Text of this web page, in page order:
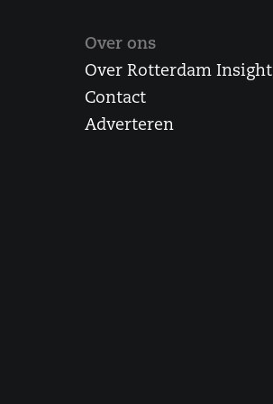
Over ons
Over Rotterdam Insight
Contact
Adverteren